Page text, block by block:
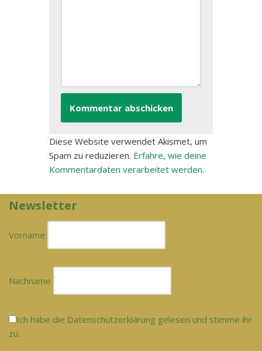
Diese Website verwendet Akismet, um
Spam zu reduzieren. Erfahre, wie deine
Kommentardaten verarbeitet werden.
Newsletter
Vorname
Nachname
Ich habe die Datenschutzerklärung gelesen und stimme ihr
zu.